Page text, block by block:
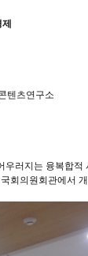
텐츠연구소
러지는 융복합적
회의원회관에서